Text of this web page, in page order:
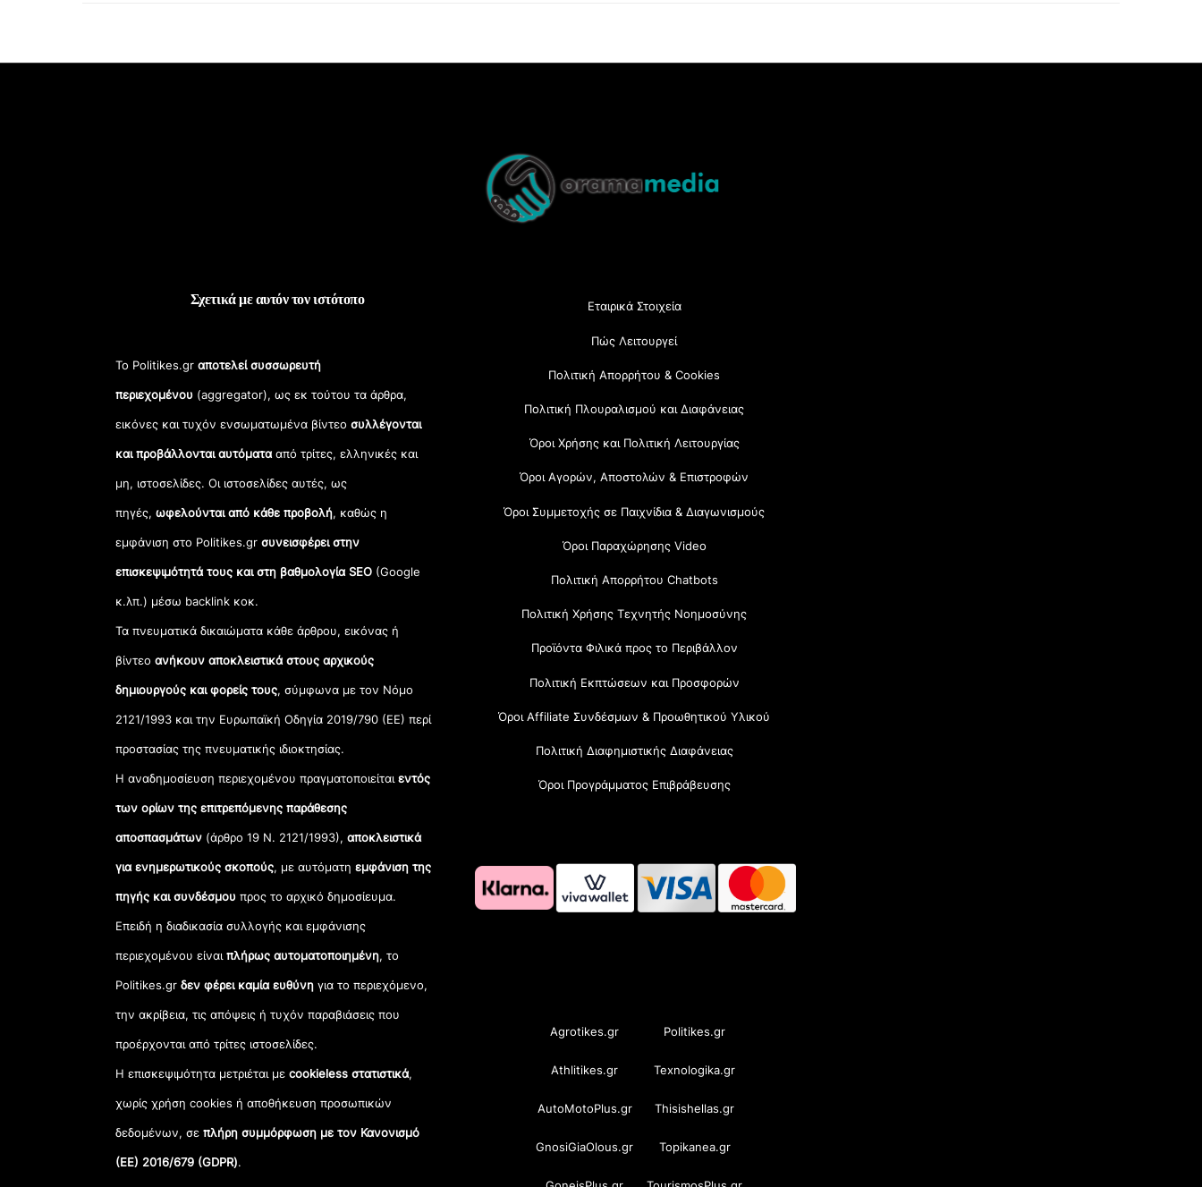
Top
Σχετικά με αυτόν τον ιστότοπο
Το Politikes.grαποτελεί συσσωρευτή
περιεχομένου (aggregator), ως εκ τούτου τα άρθρα,
εικόνες και τυχόν ενσωματωμένα βίντεοσυλλέγονται
και προβάλλονται αυτόματααπό τρίτες, ελληνικές και
μη, ιστοσελίδες. Οι ιστοσελίδες αυτές, ως
πηγές,ωφελούνται από κάθε προβολή, καθώς η
εμφάνιση στο Politikes.gr συνεισφέρει στην
επισκεψιμότητά τους και στη βαθμολογία SEO (Google
κ.λπ.) μέσω backlink κοκ.
Τα πνευματικά δικαιώματα κάθε άρθρου, εικόνας ή
βίντεοανήκουν αποκλειστικά στους αρχικούς
δημιουργούς και φορείς τους, σύμφωνα με τον Νόμο
2121/1993 και την Ευρωπαϊκή Οδηγία 2019/790 (ΕΕ) περί
προστασίας της πνευματικής ιδιοκτησίας.
Η αναδημοσίευση περιεχομένου πραγματοποιείταιεντός
των ορίων της επιτρεπόμενης παράθεσης
αποσπασμάτων (άρθρο 19 Ν. 2121/1993), αποκλειστικά
για ενημερωτικούς σκοπούς, με αυτόματηεμφάνιση της
πηγής και συνδέσμου προς το αρχικό δημοσίευμα.
Επειδή η διαδικασία συλλογής και εμφάνισης
περιεχομένου είναιπλήρως αυτοματοποιημένη, το
Politikes.grδεν φέρει καμία ευθύνη για το περιεχόμενο,
την ακρίβεια, τις απόψεις ή τυχόν παραβιάσεις που
προέρχονται από τρίτες ιστοσελίδες.
Η επισκεψιμότητα μετριέται μεcookieless στατιστικά,
χωρίς χρήση cookies ή αποθήκευση προσωπικών
δεδομένων, σεπλήρη συμμόρφωση με τον Κανονισμό
(ΕΕ) 2016/679 (GDPR).
Εταιρικά Στοιχεία
Πώς Λειτουργεί
Πολιτική Απορρήτου & Cookies
Πολιτική Πλουραλισμού και Διαφάνειας
Όροι Χρήσης και Πολιτική Λειτουργίας
Όροι Αγορών, Αποστολών & Επιστροφών
Όροι Συμμετοχής σε Παιχνίδια & Διαγωνισμούς
Όροι Παραχώρησης Video
Πολιτική Απορρήτου Chatbots
Πολιτική Χρήσης Τεχνητής Νοημοσύνης
Προϊόντα Φιλικά προς το Περιβάλλον
Πολιτική Εκπτώσεων και Προσφορών
Όροι Affiliate Συνδέσμων & Προωθητικού Υλικού
Πολιτική Διαφημιστικής Διαφάνειας
Όροι Προγράμματος Επιβράβευσης
Agrotikes.gr Politikes.gr
Athlitikes.gr Texnologika.gr
AutoMotoPlus.gr Thisishellas.gr
GnosiGiaOlous.gr Topikanea.gr